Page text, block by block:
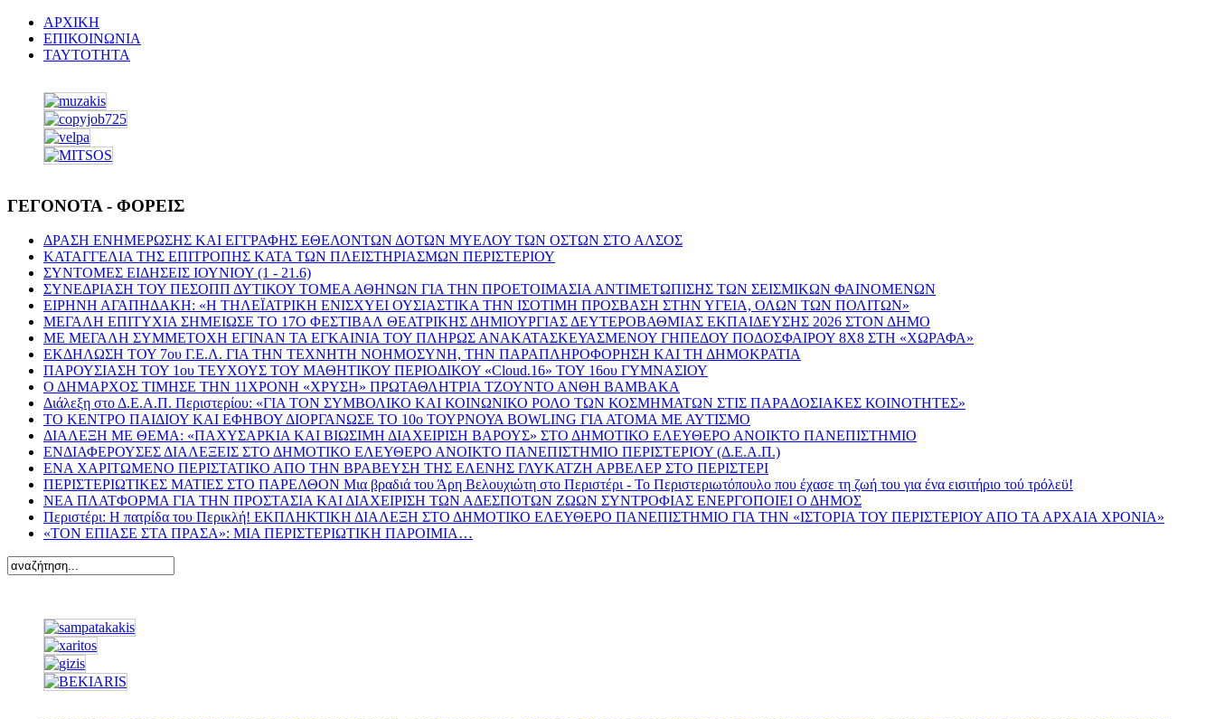
ΑΡΧΙΚΗ
ΕΠΙΚΟΙΝΩΝΙΑ
ΤΑΥΤΟΤΗΤΑ
ΓΕΓΟΝΟΤΑ - ΦΟΡΕΙΣ
ΔΡΑΣΗ ΕΝΗΜΕΡΩΣΗΣ ΚΑΙ ΕΓΓΡΑΦΗΣ ΕΘΕΛΟΝΤΩΝ ΔΟΤΩΝ ΜΥΕΛΟΥ ΤΩΝ ΟΣΤΩΝ ΣΤΟ ΑΛΣΟΣ
ΚΑΤΑΓΓΕΛΙΑ ΤΗΣ ΕΠΙΤΡΟΠΗΣ ΚΑΤΑ ΤΩΝ ΠΛΕΙΣΤΗΡΙΑΣΜΩΝ ΠΕΡΙΣΤΕΡΙΟΥ
ΣΥΝΤΟΜΕΣ ΕΙΔΗΣΕΙΣ ΙΟΥΝΙΟΥ (1 - 21.6)
ΣΥΝΕΔΡΙΑΣΗ ΤΟΥ ΠΕΣΟΠΠ ΔΥΤΙΚΟΥ ΤΟΜΕΑ ΑΘΗΝΩΝ ΓΙΑ ΤΗΝ ΠΡΟΕΤΟΙΜΑΣΙΑ ΑΝΤΙΜΕΤΩΠΙΣΗΣ ΤΩΝ ΣΕΙΣΜΙΚΩΝ ΦΑΙΝΟΜΕΝΩΝ
ΕΙΡΗΝΗ ΑΓΑΠΗΔΑΚΗ: «Η ΤΗΛΕΪΑΤΡΙΚΗ ΕΝΙΣΧΥΕΙ ΟΥΣΙΑΣΤΙΚΑ ΤΗΝ ΙΣΟΤΙΜΗ ΠΡΟΣΒΑΣΗ ΣΤΗΝ ΥΓΕΙΑ, ΟΛΩΝ ΤΩΝ ΠΟΛΙΤΩΝ»
ΜΕΓΑΛΗ ΕΠΙΤΥΧΙΑ ΣΗΜΕΙΩΣΕ ΤΟ 17Ο ΦΕΣΤΙΒΑΛ ΘΕΑΤΡΙΚΗΣ ΔΗΜΙΟΥΡΓΙΑΣ ΔΕΥΤΕΡΟΒΑΘΜΙΑΣ ΕΚΠΑΙΔΕΥΣΗΣ 2026 ΣΤΟΝ ΔΗΜΟ
ΜΕ ΜΕΓΑΛΗ ΣΥΜΜΕΤΟΧΗ ΕΓΙΝΑΝ ΤΑ ΕΓΚΑΙΝΙΑ ΤΟΥ ΠΛΗΡΩΣ ΑΝΑΚΑΤΑΣΚΕΥΑΣΜΕΝΟΥ ΓΗΠΕΔΟΥ ΠΟΔΟΣΦΑΙΡΟΥ 8Χ8 ΣΤΗ «ΧΩΡΑΦΑ»
ΕΚΔΗΛΩΣΗ ΤΟΥ 7ου Γ.Ε.Λ. ΓΙΑ ΤΗΝ ΤΕΧΝΗΤΗ ΝΟΗΜΟΣΥΝΗ, ΤΗΝ ΠΑΡΑΠΛΗΡΟΦΟΡΗΣΗ ΚΑΙ ΤΗ ΔΗΜΟΚΡΑΤΙΑ
ΠΑΡΟΥΣΙΑΣΗ ΤΟΥ 1ου ΤΕΥΧΟΥΣ ΤΟΥ ΜΑΘΗΤΙΚΟΥ ΠΕΡΙΟΔΙΚΟΥ «Cloud.16» ΤΟΥ 16ου ΓΥΜΝΑΣΙΟΥ
Ο ΔΗΜΑΡΧΟΣ ΤΙΜΗΣΕ ΤΗΝ 11ΧΡΟΝΗ «ΧΡΥΣΗ» ΠΡΩΤΑΘΛΗΤΡΙΑ ΤΖΟΥΝΤΟ ΑΝΘΗ ΒΑΜΒΑΚΑ
Διάλεξη στο Δ.Ε.Α.Π. Περιστερίου: «ΓΙΑ ΤΟΝ ΣΥΜΒΟΛΙΚΟ ΚΑΙ ΚΟΙΝΩΝΙΚΟ ΡΟΛΟ ΤΩΝ ΚΟΣΜΗΜΑΤΩΝ ΣΤΙΣ ΠΑΡΑΔΟΣΙΑΚΕΣ ΚΟΙΝΟΤΗΤΕΣ»
ΤΟ ΚΕΝΤΡΟ ΠΑΙΔΙΟΥ ΚΑΙ ΕΦΗΒΟΥ ΔΙΟΡΓΑΝΩΣΕ ΤΟ 10ο ΤΟΥΡΝΟΥΑ BOWLING ΓΙΑ ΑΤΟΜΑ ΜΕ ΑΥΤΙΣΜΟ
ΔΙΑΛΕΞΗ ΜΕ ΘΕΜΑ: «ΠΑΧΥΣΑΡΚΙΑ ΚΑΙ ΒΙΩΣΙΜΗ ΔΙΑΧΕΙΡΙΣΗ ΒΑΡΟΥΣ» ΣΤΟ ΔΗΜΟΤΙΚΟ ΕΛΕΥΘΕΡΟ ΑΝΟΙΚΤΟ ΠΑΝΕΠΙΣΤΗΜΙΟ
ΕΝΔΙΑΦΕΡΟΥΣΕΣ ΔΙΑΛΕΞΕΙΣ ΣΤΟ ΔΗΜΟΤΙΚΟ ΕΛΕΥΘΕΡΟ ΑΝΟΙΚΤΟ ΠΑΝΕΠΙΣΤΗΜΙΟ ΠΕΡΙΣΤΕΡΙΟΥ (Δ.Ε.Α.Π.)
ΕΝΑ ΧΑΡΙΤΩΜΕΝΟ ΠΕΡΙΣΤΑΤΙΚΟ ΑΠΟ ΤΗΝ ΒΡΑΒΕΥΣΗ ΤΗΣ ΕΛΕΝΗΣ ΓΛΥΚΑΤΖΗ ΑΡΒΕΛΕΡ ΣΤΟ ΠΕΡΙΣΤΕΡΙ
ΠΕΡΙΣΤΕΡΙΩΤΙΚΕΣ ΜΑΤΙΕΣ ΣΤΟ ΠΑΡΕΛΘΟΝ Μια βραδιά του Άρη Βελουχιώτη στο Περιστέρι - Το Περιστεριωτόπουλο που έχασε τη ζωή του για ένα εισιτήριο τού τρόλεϋ!
ΝΕΑ ΠΛΑΤΦΟΡΜΑ ΓΙΑ ΤΗΝ ΠΡΟΣΤΑΣΙΑ ΚΑΙ ΔΙΑΧΕΙΡΙΣΗ ΤΩΝ ΑΔΕΣΠΟΤΩΝ ΖΩΩΝ ΣΥΝΤΡΟΦΙΑΣ ΕΝΕΡΓΟΠΟΙΕΙ Ο ΔΗΜΟΣ
Περιστέρι: Η πατρίδα του Περικλή! ΕΚΠΛΗΚΤΙΚΗ ΔΙΑΛΕΞΗ ΣΤΟ ΔΗΜΟΤΙΚΟ ΕΛΕΥΘΕΡΟ ΠΑΝΕΠΙΣΤΗΜΙΟ ΓΙΑ ΤΗΝ «ΙΣΤΟΡΙΑ ΤΟΥ ΠΕΡΙΣΤΕΡΙΟΥ ΑΠΟ ΤΑ ΑΡΧΑΙΑ ΧΡΟΝΙΑ»
«ΤΟΝ ΕΠΙΑΣΕ ΣΤΑ ΠΡΑΣΑ»: ΜΙΑ ΠΕΡΙΣΤΕΡΙΩΤΙΚΗ ΠΑΡΟΙΜΙΑ…